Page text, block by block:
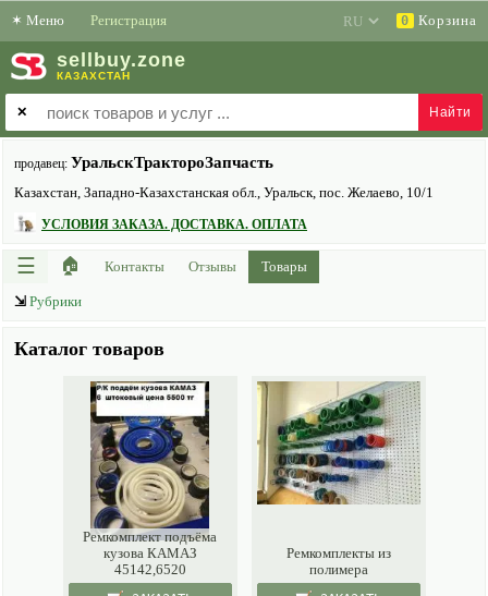
✶ Меню Регистрация 0 Корзина
sell buy.zone
КАЗАХСТАН
✕
продавец: УральскТрактороЗапчасть
Казахстан, Западно-Казахстанская обл., Уральск, пос. Желаево, 10/1
УСЛОВИЯ ЗАКАЗА. ДОСТАВКА. ОПЛАТА
☰ 🏠 Контакты Отзывы Товары
⇲ Рубрики
Каталог товаров
Ремкомплект подъёма
кузова КАМАЗ
45142,6520
Ремкомплекты из
полимера